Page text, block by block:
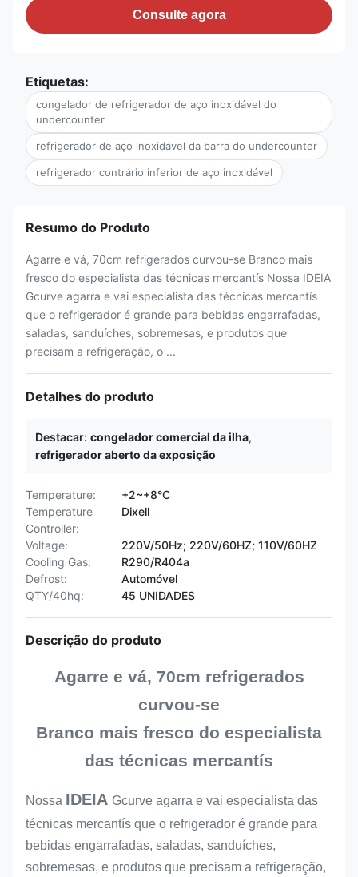
Consulte agora
Etiquetas:
congelador de refrigerador de aço inoxidável do
undercounter
refrigerador de aço inoxidável da barra do undercounter
refrigerador contrário inferior de aço inoxidável
Resumo do Produto
Agarre e vá, 70cm refrigerados curvou-se Branco mais
fresco do especialista das técnicas mercantís Nossa IDEIA
Gcurve agarra e vai especialista das técnicas mercantís
que o refrigerador é grande para bebidas engarrafadas,
saladas, sanduíches, sobremesas, e produtos que
precisam a refrigeração, o ...
Detalhes do produto
Destacar: congelador comercial da ilha,
refrigerador aberto da exposição
Temperature:
+2~+8°C
Temperature
Controller:
Dixell
Voltage:
220V/50Hz; 220V/60HZ; 110V/60HZ
Cooling Gas:
R290/R404a
Defrost:
Automóvel
QTY/40hq:
45 UNIDADES
Descrição do produto
Agarre e vá, 70cm refrigerados
curvou-se
Branco mais fresco do especialista
das técnicas mercantís
Nossa IDEIA Gcurve agarra e vai especialista das
técnicas mercantís que o refrigerador é grande para
bebidas engarrafadas, saladas, sanduíches,
sobremesas, e produtos que precisam a refrigeração,